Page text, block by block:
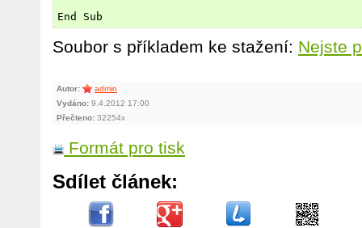
Soubor s příkladem ke stažení: Nejste
Autor:
admin
Vydáno: 9.4.2012 17:00
Přečteno: 32254x
Formát pro tisk
Sdílet článek: